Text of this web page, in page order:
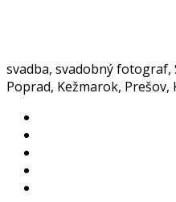
svadba, svadobný fotograf,
Poprad, Kežmarok, Prešov,